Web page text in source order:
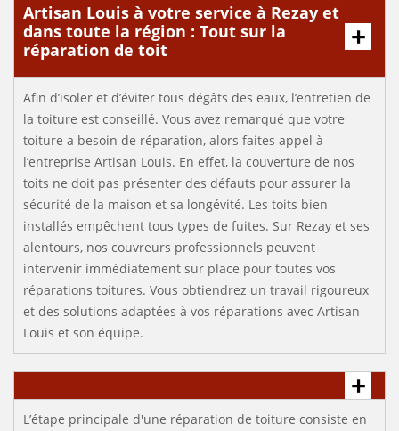
Artisan Louis à votre service à Rezay et
dans toute la région : Tout sur la
réparation de toit
Afin d’isoler et d’éviter tous dégâts des eaux, l’entretien de
la toiture est conseillé. Vous avez remarqué que votre
toiture a besoin de réparation, alors faites appel à
l’entreprise Artisan Louis. En effet, la couverture de nos
toits ne doit pas présenter des défauts pour assurer la
sécurité de la maison et sa longévité. Les toits bien
installés empêchent tous types de fuites. Sur Rezay et ses
alentours, nos couvreurs professionnels peuvent
intervenir immédiatement sur place pour toutes vos
réparations toitures. Vous obtiendrez un travail rigoureux
et des solutions adaptées à vos réparations avec Artisan
Louis et son équipe.
L’étape principale d'une réparation de toiture consiste en